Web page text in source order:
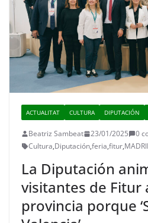
ACTUALITAT CULTURA DIPUTACIÓN
Beatriz Sambeat 23/01/2025
0
Cultura,Diputación,feria,fitur,
La Diputación
visitantes de Fitur
provincia porque